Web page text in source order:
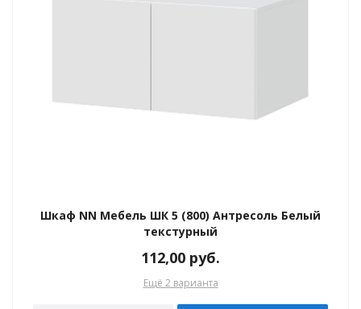
Шкаф NN Мебель ШК 5 (800) Антресоль Белый
текстурный
112,00 руб.
Ещё 2 варианта